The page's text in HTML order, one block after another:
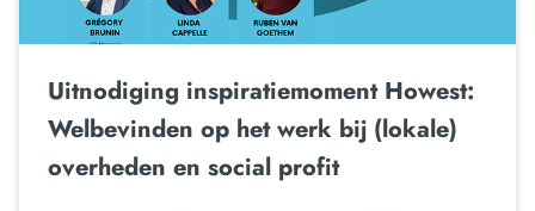
Uitnodiging inspiratiemoment Howest:
Welbevinden op het werk bij (lokale)
overheden en social profit